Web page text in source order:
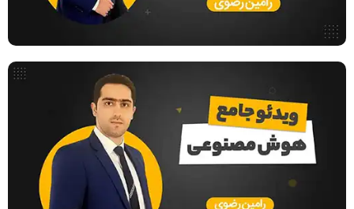
ویدیوها خیلی جامع و کامل بودند واقعا تدریس اساتید عالی بودند
نظر رتبه 8 کنکور 1400
نظر رتبه 2: معماری کامپیوتر و منطقی
بررسی تخصصی قطعات کامپیوتر
آموزش تخصصی دروس رشته کامپیوتر و IT
فناوری
ادامه تحصیل در رشته کامپیوتر
آمادگی برای کنکور
دانشگاه ها
اخبار آزمون ها